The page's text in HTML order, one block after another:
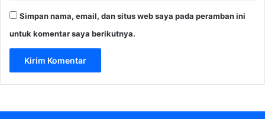
Simpan nama, email, dan situs web saya pada peramban ini
untuk komentar saya berikutnya.